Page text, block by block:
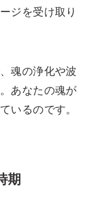
ジを受け取り
魂の浄化や波
あなたの魂が
いるのです。
期